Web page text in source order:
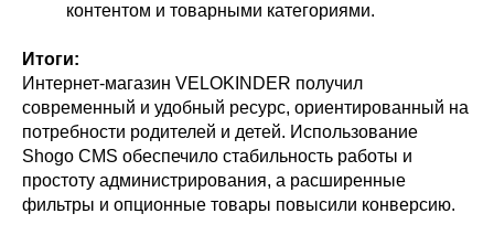
контентом и товарными категориями.
Итоги:
Интернет-магазин VELOKINDER получил
современный и удобный ресурс, ориентированный на
потребности родителей и детей. Использование
Shogo CMS обеспечило стабильность работы и
простоту администрирования, а расширенные
фильтры и опционные товары повысили конверсию.